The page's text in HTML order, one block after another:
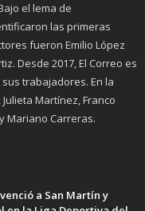
el lema de
las primeras
fueron Emilio López
Desde 2017, El Correo es
trabajadores. En la
Martínez, Franco
Mariano Carreras.
venció a San Martín y